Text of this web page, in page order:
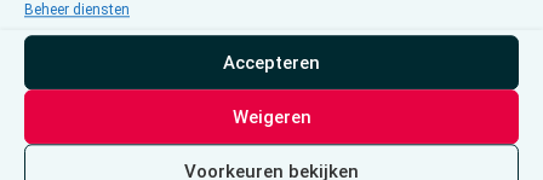
Beheer diensten
Accepteren
Weigeren
Voorkeuren bekijken